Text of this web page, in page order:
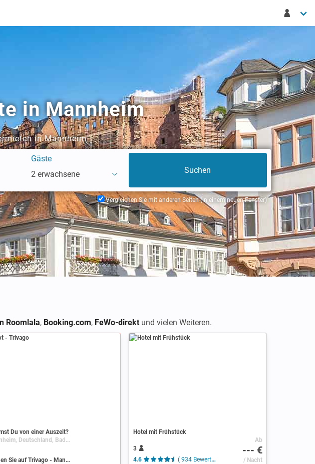
in Mannheim
in Mannheim
Gäste
2 erwachsene
Vergleichen Sie mit anderen Seiten (in einem neuen Fenster)
Roomlala, Booking.com, FeWo-direkt und vielen Weiteren.
Du von einer Auszeit?
Mannheim, Deutschland, Baden-Württemberg
Suchen Sie auf Trivago - Mannheim
Hotel mit Frühstück
3
4.6
( 934 Bewertungen )
Ab
--- €
/ Nacht